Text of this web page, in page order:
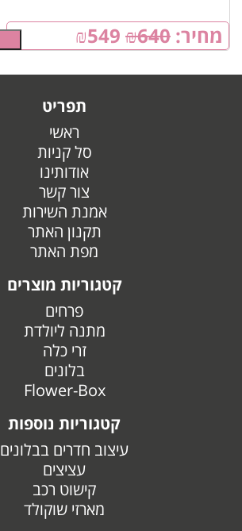
מחיר: ₪640
₪549
תפריט
ראשי
סל קניות
אודותינו
צור קשר
אמנת השירות
תקנון האתר
מפת האתר
קטגוריות מוצרים
פרחים
מתנה ליולדת
זרי כלה
בלונים
Flower-Box
קטגוריות נוספות
עיצוב חדרים בבלונים
עציצים
קישוט רכב
מארזי שוקולד